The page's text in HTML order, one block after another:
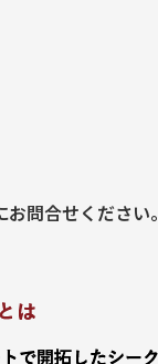
問合せください。